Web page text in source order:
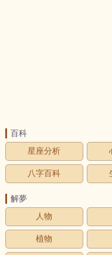
百科
星座分析
八字百科
解夢
人物
植物